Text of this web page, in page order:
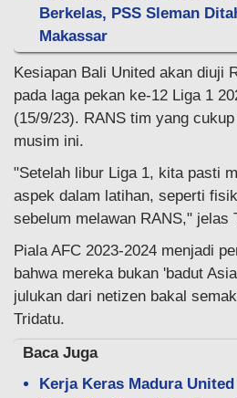
Berkelas, PSS Sleman
Makassar
Kesiapan Bali United akan diuji
pada laga pekan ke-12 Liga 1
(15/9/23). RANS tim yang
musim ini.
"Setelah libur Liga 1, kita pasti
aspek dalam latihan, seperti
sebelum melawan RANS," jelas
Piala AFC 2023-2024 menjadi
bahwa mereka bukan 'badut
julukan dari netizen bakal
Tridatu.
Baca Juga
Kerja Keras Madura